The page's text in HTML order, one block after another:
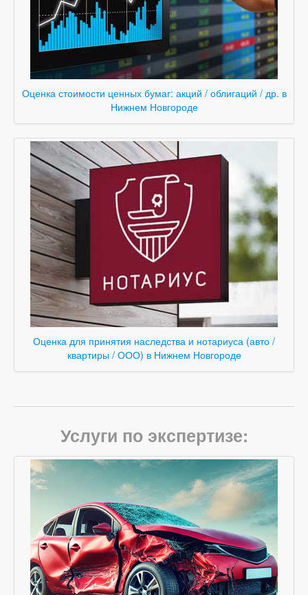
Оценка стоимости ценных бумаг: акций / облигаций / др. в
Нижнем Новгороде
Оценка для принятия наследства и нотариуса (авто /
квартиры / ООО) в Нижнем Новгороде
Услуги по экспертизе: